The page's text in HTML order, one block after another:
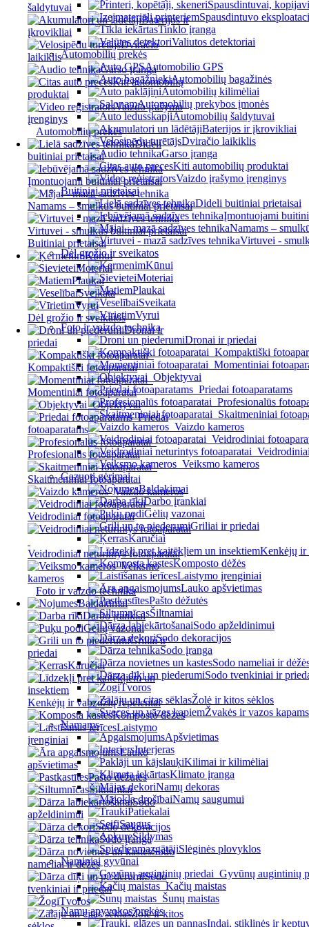
šaldytuvai
Baterijos ir
įkrovikliai
Dviračio
laikiklis
Garso įranga
Kiti automobilių
produktai
Vaizdo įrašymo
įrenginys
Automobilių prekės
Dideli
buitiniai prietaisai
Įmontuojami buitiniai prietaisai
Namams – smulkūs buitiniai prietaisai
Virtuvei - smulkūs buitiniai prietaisai
Buitiniai prietaisai
Kūnui
Moteriai
Plaukai
Sveikata
Vyrui
Dėl grožio ir sveikatos
Dronai ir
priedai
Kompaktiški fotoaparatai
Momentiniai fotoaparatai
Objektyvai
Priedai
fotoaparatams
Profesionalūs fotoaparatai
Skaitmeniniai fotoaparatai
Vaizdo kameros
Veidrodiniai fotoaparatai
Veidrodiniai neturintys fotoaparatai
Veiksmo
kameros
Foto ir vaizdo technika
Baldakimai
Darbo įrankiai
Gėlių vazonai
Griliai ir
priedai
Karučiai
Kenkėjų ir vabzdžių repelentai
Komposto dėžės
Laistymo
įrenginiai
Lauko
apšvietimas
Pašto dėžutės
Šiltnamiai
Sodo
apželdinimui
Sodo dekoracijos
Sodo įranga
Sodo
nameliai ir dėžės
Sodo
tvenkiniai ir priedai
Tvoros
Žolė ir kitos
Spausdintuvai,
Spausdintuvo
Tinklo įranga
Valiutos detektoriai
Automobilių prekės
Automobilio GPS
Automobilių bagažinės
Automobilių kilimėliai
Automobilių prekybos įmonės
Automobilių šaldytuvai
Baterijos ir įkrovikliai
Dviračio laikiklis
Garso įranga
Kiti automobilių produktai
Vaizdo įrašymo įrenginys
Buitiniai prietaisai
Dideli buitiniai prietaisai
Įmontuojami
Namams –
Virtuvei -
Dėl grožio ir sveikatos
Kūnui
Moteriai
Plaukai
Sveikata
Vyrui
Foto ir vaizdo technika
Dronai ir priedai
Kompaktiški
Momentiniai
Objektyvai
Priedai fotoaparatams
Profesionalūs
Skaitmeniniai
Vaizdo kameros
Veidrodiniai
Veiksmo kameros
Gazuoti gėrimai
Baldakimai
Darbo įrankiai
Gėlių vazonai
Griliai ir priedai
Karučiai
Kenkėjų ir
Komposto dėžės
Laistymo įrenginiai
Lauko apšvietimas
Pašto dėžutės
Šiltnamiai
Sodo apželdinimui
Sodo dekoracijos
Sodo įranga
Sodo nameliai ir
Sodo tvenkiniai ir
Tvoros
Žolė ir kitos sėklos
Žvakės ir vazos kapams
Namams
Apšvietimas
Interjeras
Kilimai ir kilimėliai
Klimato įranga
Namų dekoras
Namų saugumui
Patiekalai
Saugus
Šildymas
Slėginės plovyklos
Naminiai gyvūnai
Gyvūnų augintinių
Kačių maistas
Šunų maistas
Namų apyvokos prekės
Indai, stiklinės ir